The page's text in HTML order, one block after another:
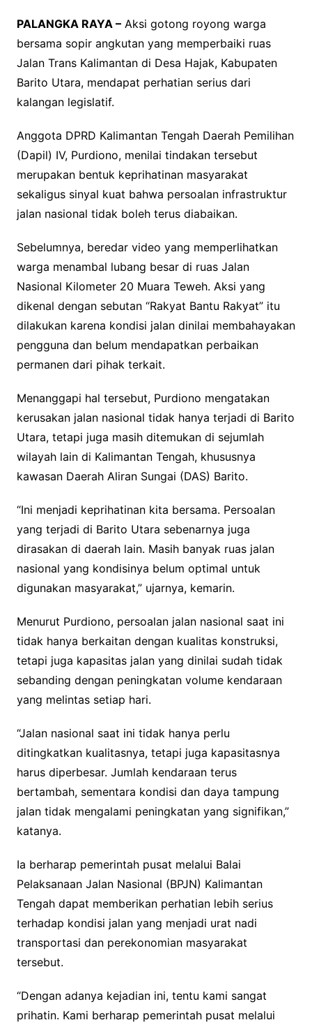
PALANGKA RAYA –Aksi gotong royong warga
bersama sopir angkutan yang memperbaiki ruas
Jalan Trans Kalimantan di Desa Hajak, Kabupaten
Barito Utara, mendapat perhatian serius dari
kalangan legislatif.
Anggota DPRD Kalimantan Tengah Daerah Pemilihan
(Dapil) IV, Purdiono, menilai tindakan tersebut
merupakan bentuk keprihatinan masyarakat
sekaligus sinyal kuat bahwa persoalan infrastruktur
jalan nasional tidak boleh terus diabaikan.
Sebelumnya, beredar video yang memperlihatkan
warga menambal lubang besar di ruas Jalan
Nasional Kilometer 20 Muara Teweh. Aksi yang
dikenal dengan sebutan “Rakyat Bantu Rakyat” itu
dilakukan karena kondisi jalan dinilai membahayakan
pengguna dan belum mendapatkan perbaikan
permanen dari pihak terkait.
Menanggapi hal tersebut, Purdiono mengatakan
kerusakan jalan nasional tidak hanya terjadi di Barito
Utara, tetapi juga masih ditemukan di sejumlah
wilayah lain di Kalimantan Tengah, khususnya
kawasan Daerah Aliran Sungai (DAS) Barito.
“Ini menjadi keprihatinan kita bersama. Persoalan
yang terjadi di Barito Utara sebenarnya juga
dirasakan di daerah lain. Masih banyak ruas jalan
nasional yang kondisinya belum optimal untuk
digunakan masyarakat,” ujarnya, kemarin.
Menurut Purdiono, persoalan jalan nasional saat ini
tidak hanya berkaitan dengan kualitas konstruksi,
tetapi juga kapasitas jalan yang dinilai sudah tidak
sebanding dengan peningkatan volume kendaraan
yang melintas setiap hari.
“Jalan nasional saat ini tidak hanya perlu
ditingkatkan kualitasnya, tetapi juga kapasitasnya
harus diperbesar. Jumlah kendaraan terus
bertambah, sementara kondisi dan daya tampung
jalan tidak mengalami peningkatan yang signifikan,”
katanya.
Ia berharap pemerintah pusat melalui Balai
Pelaksanaan Jalan Nasional (BPJN) Kalimantan
Tengah dapat memberikan perhatian lebih serius
terhadap kondisi jalan yang menjadi urat nadi
transportasi dan perekonomian masyarakat
tersebut.
“Dengan adanya kejadian ini, tentu kami sangat
prihatin. Kami berharap pemerintah pusat melalui